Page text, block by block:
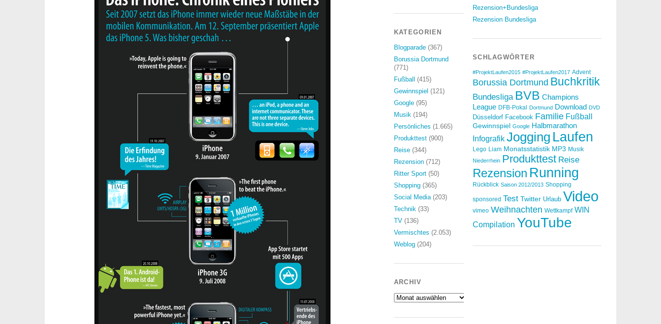
KATEGORIEN
Blogparade(367)
Borussia Dortmund
(771)
Fußball
(415)
Gewinnspiel (121)
Google(95)
Musik (194)
Persönliches (1.665)
Produkttest(900)
Reise(344)
Rezension(712)
Ritter Sport(50)
Shopping(365)
Social Media(203)
Technik (33)
TV(136)
Vermischtes (2.053)
Weblog(204)
ARCHIV
Archiv
Rezension+Bundesliga
Rezension Bundesliga
SCHLAGWÖRTER
#ProjektLaufen2015 #ProjektLaufen2017 Advent
Borussia Dortmund Buchkritik
Bundesliga BVB Champions
League DFB-Pokal Dortmund Download DVD
Düsseldorf Facebook Familie Fußball
Gewinnspiel Google Halbmarathon
Infografik Jogging Laufen
Lego Liam Monatsstatistik MP3 Musik
Niederrhein Produkttest Reise
Rezension Running
Rückblick Saison 2012/2013 Shopping
sponsored Test Twitter Urlaub Video
vimeo Weihnachten Wettkampf WIN
Compilation YouTube